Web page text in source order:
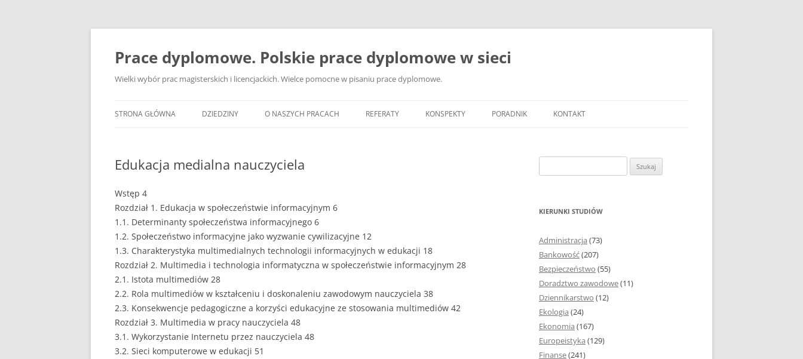
Przejdź
Prace dyplomowe. Polskie prace dyplomowe w sieci
Wielki wybór prac magisterskich i licencjackich. Wielce pomocne w pisaniu prace dyplomowe.
STRONA GŁÓWNA DZIEDZINY
BANKOWOŚĆ
DZIENNIKARSTWO
EKOLOGIA
EKONOMIA
FINANSE
GASTRONOMIA
O NASZYCH PRACACH REFERATY KONSPEKTY PORADNIK
JAK ZBIERAĆ I OPRACOWYWAĆ
BIBLIOGRAFICZNYCH
ZAWARTOŚĆ I ROZMIAR PRACY
DYPLOMOWEJ
ESTETYKA PRACY DYPLOMOWEJ –
WYRÓŻNIENIA, NUMEROWANIE
CZCIONKA, MARGINESY I
KONTAKT
Edukacja medialna nauczyciela
Wstęp 4
Rozdział 1. Edukacja w społeczeństwie informacyjnym 6
1.1. Determinanty społeczeństwa informacyjnego 6
1.2. Społeczeństwo informacyjne jako wyzwanie cywilizacyjne 12
1.3. Charakterystyka multimedialnych technologii informacyjnych w edukacji 18
Rozdział 2. Multimedia i technologia informatyczna w społeczeństwie informacyjnym 28
2.1. Istota multimediów 28
2.2. Rola multimediów w kształceniu i doskonaleniu zawodowym nauczyciela 38
2.3. Konsekwencje pedagogiczne a korzyści edukacyjne ze stosowania multimediów 42
Rozdział 3. Multimedia w pracy nauczyciela 48
3.1. Wykorzystanie Internetu przez nauczyciela 48
3.2. Sieci komputerowe w edukacji 51
KIERUNKI STUDIÓW
Administracja (73)
Bankowość(207)
Bezpieczeństwo (55)
Doradztwo zawodowe(11)
Dziennikarstwo (12)
Ekologia (24)
Ekonomia (167)
Europeistyka (129)
Finanse(241)